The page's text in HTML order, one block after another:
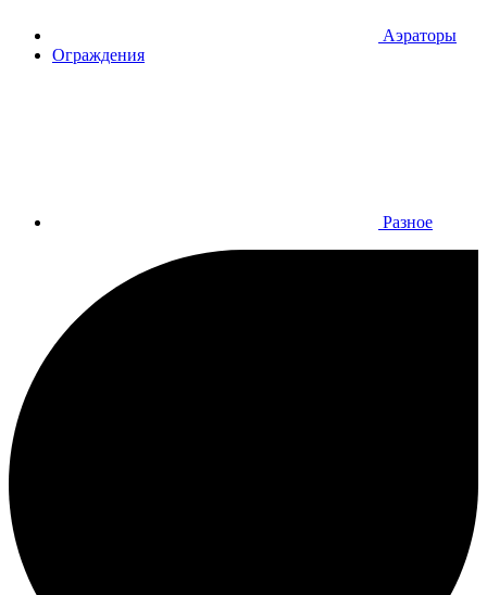
Аэраторы
Ограждения
Разное